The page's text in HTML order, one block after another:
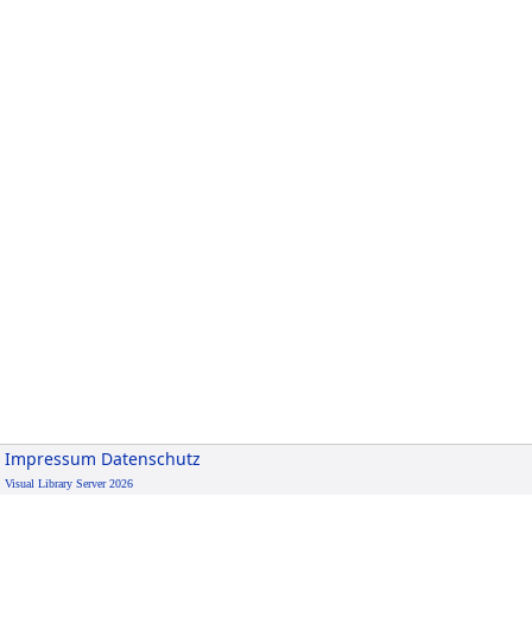
Impressum Datenschutz
Visual Library Server 2026